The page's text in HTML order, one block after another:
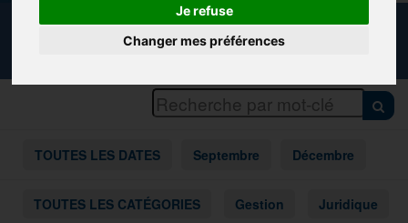
Je refuse
Changer mes préférences
CALENDRIER DES FORMATIONS
TOUTES LES DATES Septembre Décembre
TOUTES LES CATÉGORIES Gestion Juridique